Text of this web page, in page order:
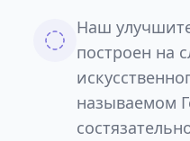
Наш
построен на
называемом